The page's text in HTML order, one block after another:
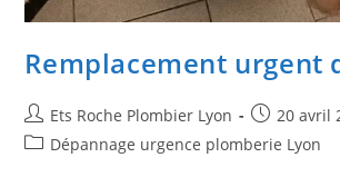
Remplacement urgent
Ets Roche Plombier Lyon
20 avril
Dépannage urgence plomberie Lyon